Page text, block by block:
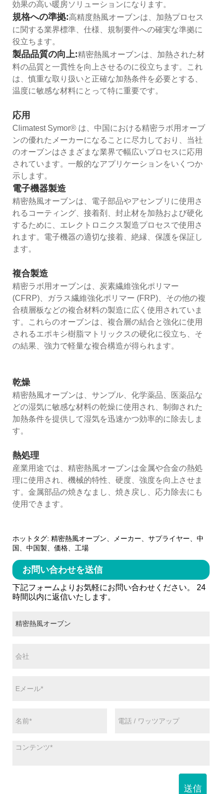
効果の高い暖房ソリューションになります。
規格への準拠:高精度熱風オーブンは、加熱プロセス
に関する業界標準、仕様、規制要件への確実な準拠に
役立ちます。
製品品質の向上:精密熱風オーブンは、加熱された材
料の品質と一貫性を向上させるのに役立ちます。これ
は、慎重な取り扱いと正確な加熱条件を必要とする、
温度に敏感な材料にとって特に重要です。
応用
Climatest Symor® は、中国における精密ラボ用オーブ
ンの優れたメーカーになることに尽力しており、当社
のオーブンはさまざまな業界で幅広いプロセスに応用
されています。一般的なアプリケーションをいくつか
示します。
電子機器製造
精密熱風オーブンは、電子部品やアセンブリに使用さ
れるコーティング、接着剤、封止材を加熱および硬化
するために、エレクトロニクス製造プロセスで使用さ
れます。電子機器の適切な接着、絶縁、保護を保証し
ます。
複合製造
精密ラボ用オーブンは、炭素繊維強化ポリマー
(CFRP)、ガラス繊維強化ポリマー (FRP)、その他の複
合積層板などの複合材料の製造に広く使用されていま
す。これらのオーブンは、複合層の結合と強化に使用
されるエポキシ樹脂マトリックスの硬化に役立ち、そ
の結果、強力で軽量な複合構造が得られます。
乾燥
精密熱風オーブンは、サンプル、化学薬品、医薬品な
どの湿気に敏感な材料の乾燥に使用され、制御された
加熱条件を提供して湿気を迅速かつ効率的に除去しま
す。
熱処理
産業用途では、精密熱風オーブンは金属や合金の熱処
理に使用され、機械的特性、硬度、強度を向上させま
す。金属部品の焼きなまし、焼き戻し、応力除去にも
使用できます。
ホットタグ: 精密熱風オーブン、メーカー、サプライヤー、中
国、中国製、価格、工場
お問い合わせを送信
下記フォームよりお気軽にお問い合わせください。 24
時間以内に返信いたします。
送信